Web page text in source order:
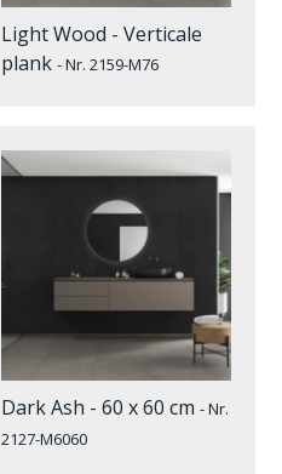
Light Wood - Verticale
plank- Nr. 2159-M76
Dark Ash - 60 x 60 cm- Nr.
2127-M6060